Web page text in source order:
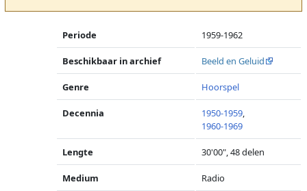
Periode 1959-1962
Beschikbaar in archief Beeld en Geluid
Genre Hoorspel
Decennia 1950-1959,
1960-1969
Lengte 30'00", 48 delen
Medium Radio